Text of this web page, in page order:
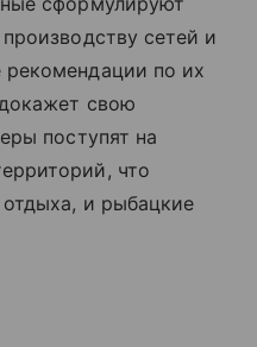
сетей и
по их
свою
поступят на
что
и рыбацкие